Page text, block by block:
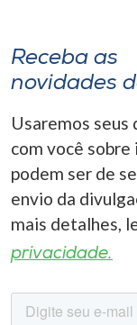
A-
Receba as
novidades
Usaremos seus
com você
podem ser de
envio da
mais detalhes,
privacidade.